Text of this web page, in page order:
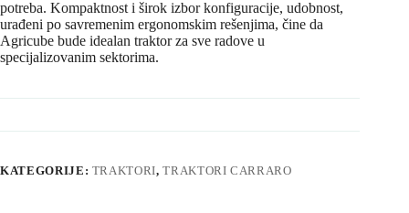
potreba. Kompaktnost i širok izbor konfiguracije, udobnost,
urađeni po savremenim ergonomskim rešenjima, čine da
Agricube bude idealan traktor za sve radove u
specijalizovanim sektorima.
KATEGORIJE: TRAKTORI,TRAKTORI CARRARO